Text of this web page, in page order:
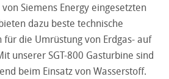
Siemens Energy eingesetzten
dazu beste technische
für die Umrüstung von Erdgas- auf
unserer SGT-800 Gasturbine sind
beim Einsatz von Wasserstoff.